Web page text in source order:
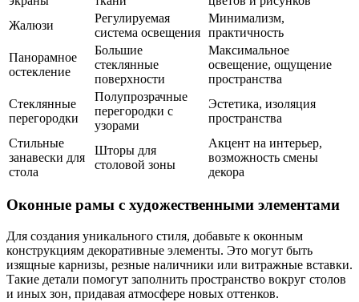
Жалюзи
Регулируемая
система освещения
Минимализм,
практичность
Панорамное
остекление
Большие
стеклянные
поверхности
Максимальное
освещение, ощущение
пространства
Стеклянные
перегородки
Полупрозрачные
перегородки с
узорами
Эстетика, изоляция
пространства
Стильные
занавески для
стола
Шторы для
столовой зоны
Акцент на интерьер,
возможность смены
декора
Оконные рамы с художественными элементами
Для создания уникального стиля, добавьте к оконным
конструкциям декоративные элементы. Это могут быть
изящные карнизы, резные наличники или витражные вставки.
Такие детали помогут заполнить пространство вокруг столов
и иных зон, придавая атмосфере новых оттенков.